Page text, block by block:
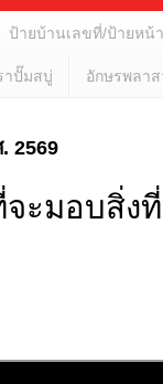
ป้ายบ้านเลขที่/ป้ายหน้
าปั๊มสบู่ อักษรพลา
2569
ะมอบสิ่ง